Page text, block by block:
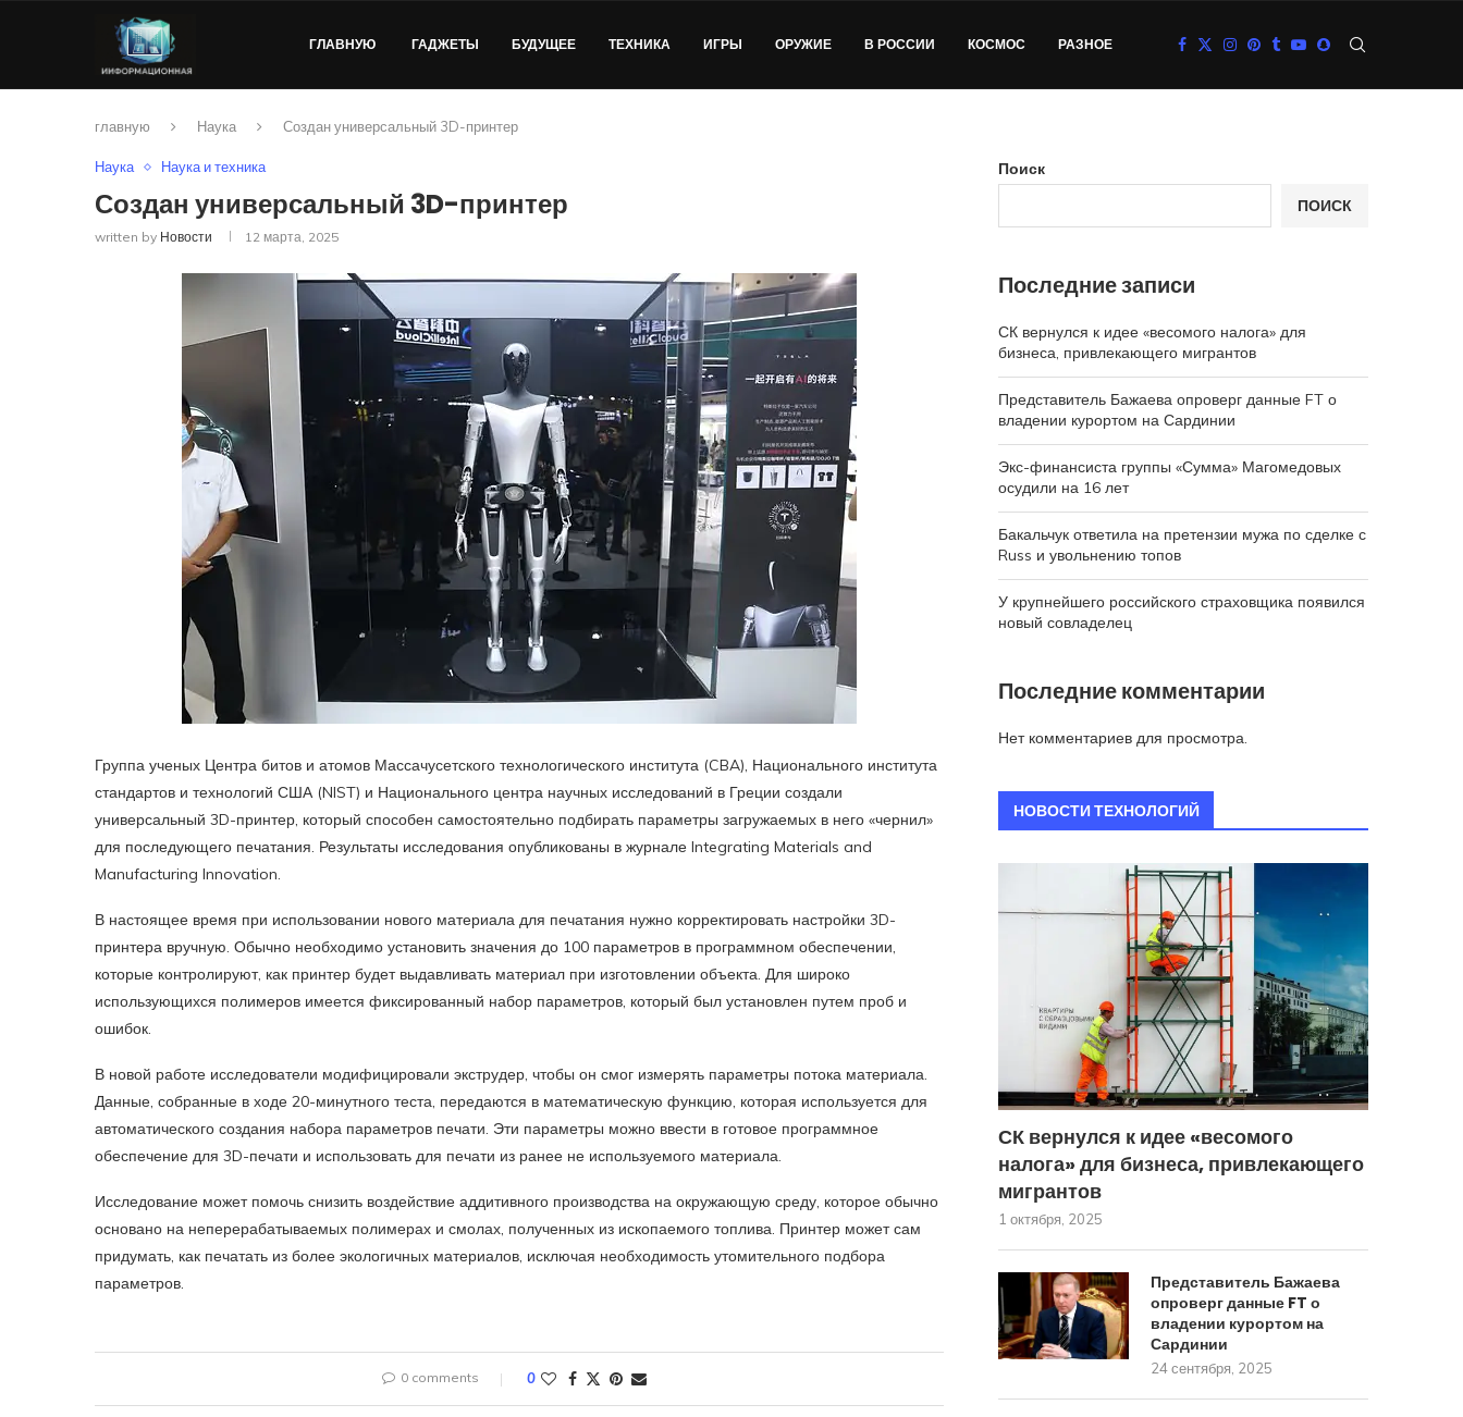
ГЛАВНУЮ ГАДЖЕТЫ БУДУЩЕЕ ТЕХНИКА ИГРЫ ОРУЖИЕ В РОССИИ КОСМОС РАЗНОЕ
главную Наука Создан универсальный 3D-принтер
Наука Наука и техника
Создан универсальный 3D-принтер
written by Новости 12 марта, 2025
Группа ученых Центра битов и атомов Массачусетского технологического института (CBA), Национального института
стандартов и технологий США (NIST) и Национального центра научных исследований в Греции создали
универсальный 3D-принтер, который способен самостоятельно подбирать параметры загружаемых в него «чернил»
для последующего печатания. Результаты исследования опубликованы в журнале Integrating Materials and
Manufacturing Innovation.
В настоящее время при использовании нового материала для печатания нужно корректировать настройки 3D-
принтера вручную. Обычно необходимо установить значения до 100 параметров в программном обеспечении,
которые контролируют, как принтер будет выдавливать материал при изготовлении объекта. Для широко
использующихся полимеров имеется фиксированный набор параметров, который был установлен путем проб и
ошибок.
В новой работе исследователи модифицировали экструдер, чтобы он смог измерять параметры потока материала.
Данные, собранные в ходе 20-минутного теста, передаются в математическую функцию, которая используется для
автоматического создания набора параметров печати. Эти параметры можно ввести в готовое программное
обеспечение для 3D-печати и использовать для печати из ранее не используемого материала.
Исследование может помочь снизить воздействие аддитивного производства на окружающую среду, которое обычно
основано на неперерабатываемых полимерах и смолах, полученных из ископаемого топлива. Принтер может сам
придумать, как печатать из более экологичных материалов, исключая необходимость утомительного подбора
параметров.
0 comments 0
Поиск
ПОИСК
Последние записи
СК вернулся к идее «весомого налога» для
бизнеса, привлекающего мигрантов
Представитель Бажаева опроверг данные FT о
владении курортом на Сардинии
Экс-финансиста группы «Сумма» Магомедовых
осудили на 16 лет
Бакальчук ответила на претензии мужа по сделке с
Russ и увольнению топов
У крупнейшего российского страховщика появился
новый совладелец
Последние комментарии
Нет комментариев для просмотра.
НОВОСТИ ТЕХНОЛОГИЙ
СК вернулся к идее «весомого
налога» для бизнеса, привлекающего
мигрантов
1 октября, 2025
Представитель Бажаева
опроверг данные FT о
владении курортом на
Сардинии
24 сентября, 2025